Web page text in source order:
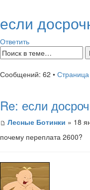
если
Ответить
Сообщений: 62 • Страница
Re: если
Лесные Ботинки » 18
почему переплата 2600?